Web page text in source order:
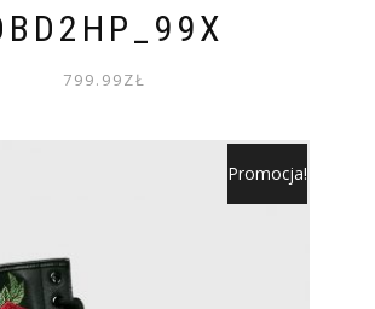
799.99ZŁ
Promocja!